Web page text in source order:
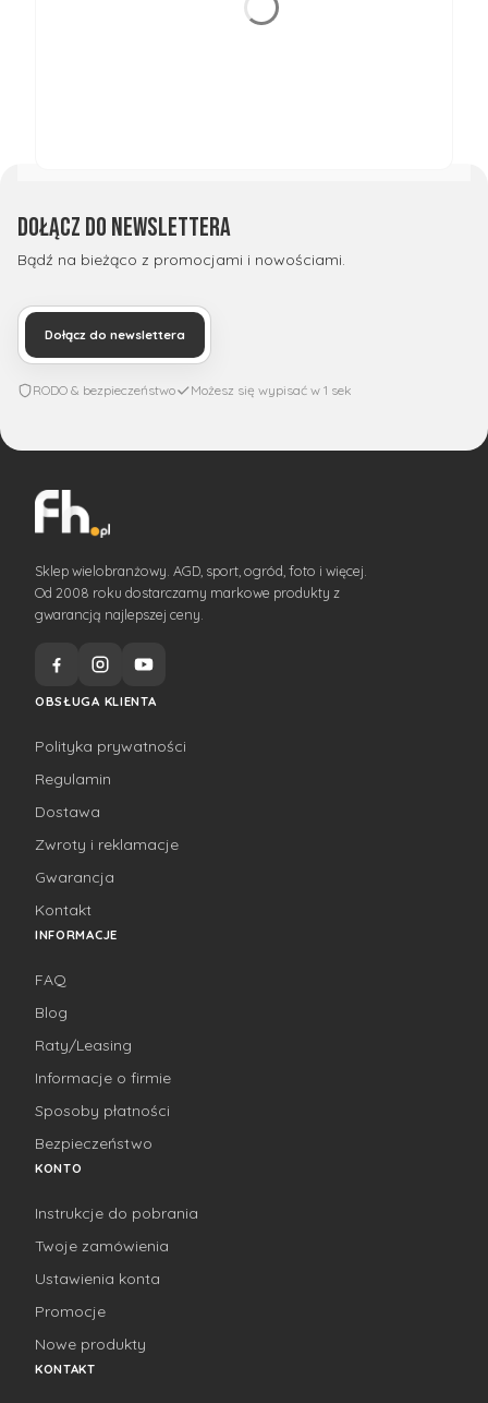
Dołącz do newslettera
Bądź na bieżąco z promocjami i nowościami.
Dołącz do newslettera
RODO & bezpieczeństwo Możesz się wypisać w 1 sek
Sklep wielobranżowy. AGD, sport, ogród, foto i więcej.
Od 2008 roku dostarczamy markowe produkty z
gwarancją najlepszej ceny.
OBSŁUGA KLIENTA
Polityka prywatności
Regulamin
Dostawa
Zwroty i reklamacje
Gwarancja
Kontakt
INFORMACJE
FAQ
Blog
Raty/Leasing
Informacje o firmie
Sposoby płatności
Bezpieczeństwo
KONTO
Instrukcje do pobrania
Twoje zamówienia
Ustawienia konta
Promocje
Nowe produkty
KONTAKT